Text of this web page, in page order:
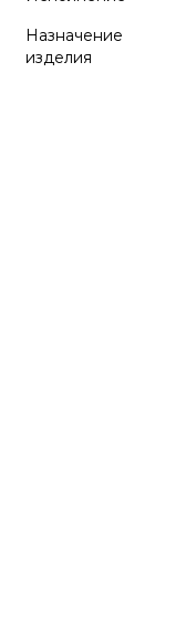
Назначение
изделия